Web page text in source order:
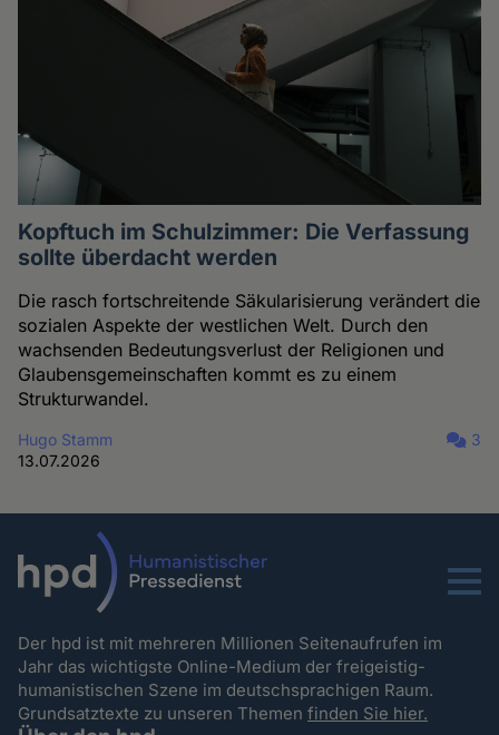
Kopftuch im Schulzimmer: Die Verfassung
sollte überdacht werden
Die rasch fortschreitende Säkularisierung verändert die
sozialen Aspekte der westlichen Welt. Durch den
wachsenden Bedeutungsverlust der Religionen und
Glaubensgemeinschaften kommt es zu einem
Strukturwandel.
Hugo Stamm
13.07.2026
3
Menu
Der hpd ist mit mehreren Millionen Seitenaufrufen im
Jahr das wichtigste Online-Medium der freigeistig-
humanistischen Szene im deutschsprachigen Raum.
Grundsatztexte zu unseren Themenfinden Sie hier.